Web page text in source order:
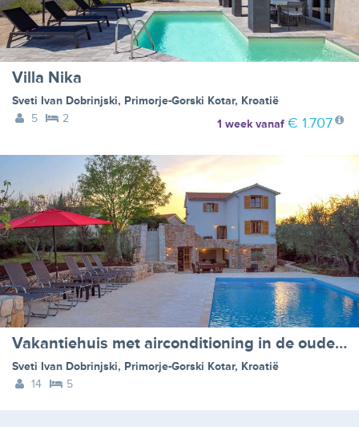
Villa Nika
Sveti Ivan Dobrinjski, Primorje-Gorski Kotar, Kroatië
5
2 1 weekvanaf € 1.707
Vakantiehuis met airconditioning in de oude stenen huis - BF-3B7F
Sveti Ivan Dobrinjski, Primorje-Gorski Kotar, Kroatië
14
5